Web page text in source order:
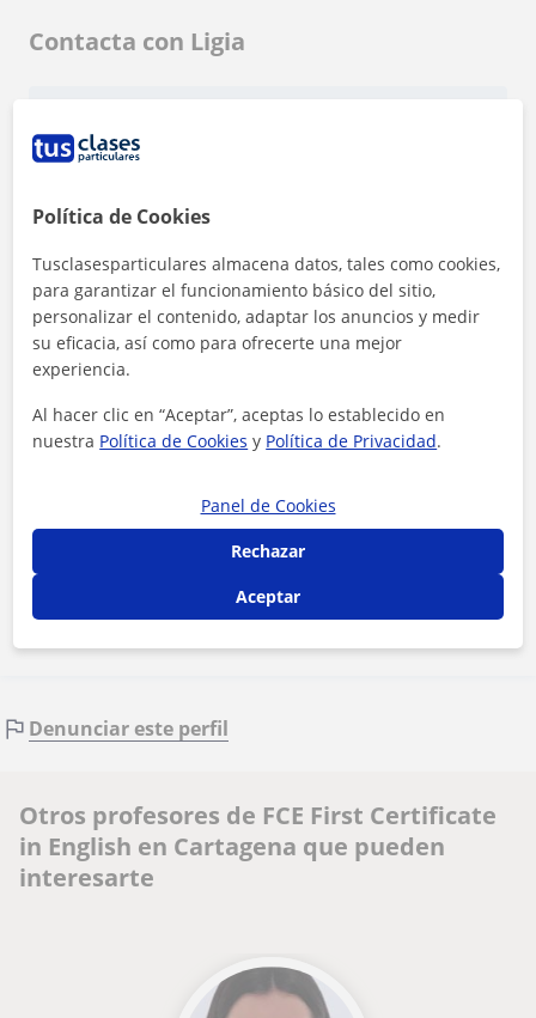
Contacta con Ligia
Al hacer clic, aceptas nuestroaviso legaly deprivacidad
Contactar ahora
Denunciar este perfil
Otros profesores de FCE First Certificate
in English en Cartagena que pueden
interesarte
Política de Cookies
Tusclasesparticulares almacena datos, tales como cookies,
para garantizar el funcionamiento básico del sitio,
personalizar el contenido, adaptar los anuncios y medir
su eficacia, así como para ofrecerte una mejor
experiencia.
Al hacer clic en “Aceptar”, aceptas lo establecido en
nuestra Política de Cookies y Política de Privacidad.
Panel de Cookies
Rechazar
Aceptar